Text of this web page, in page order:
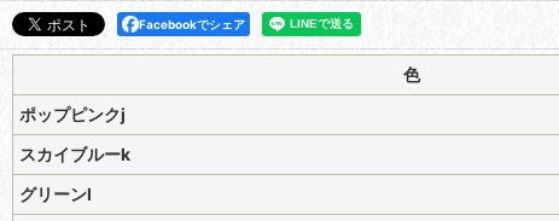
Facebookでシェア
色
ポップピンクj
スカイブルーk
グリーンl